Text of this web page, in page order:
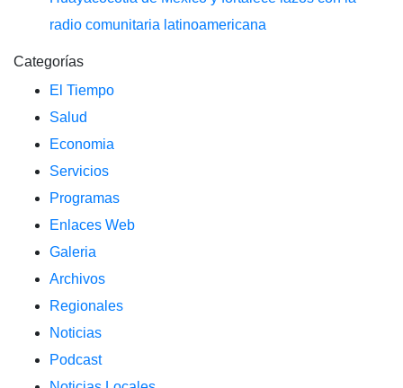
radio comunitaria latinoamericana
Categorías
El Tiempo
Salud
Economia
Servicios
Programas
Enlaces Web
Galeria
Archivos
Regionales
Noticias
Podcast